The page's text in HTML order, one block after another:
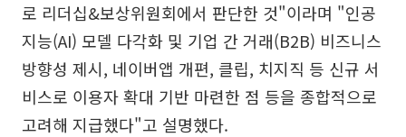
로 리더십&보상위원회에서 판단한 것"이라며 "인공
지능(AI) 모델 다각화 및 기업 간 거래(B2B) 비즈니스
방향성 제시, 네이버앱 개편, 클립, 치지직 등 신규 서
비스로 이용자 확대 기반 마련한 점 등을 종합적으로
고려해 지급했다"고 설명했다.